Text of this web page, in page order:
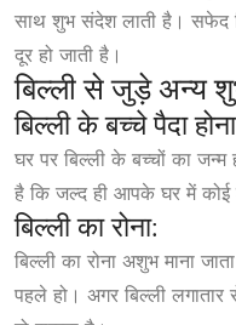
साथ शुभ संदेश लाती है। सफेद
दूर हो जाती है।
बिल्ली से जुड़े अन्य
बिल्ली के बच्चे पैदा
घर पर बिल्ली के बच्चों का
है कि जल्द ही आपके घर में कोई
बिल्ली का रोना:
बिल्ली का रोना अशुभ माना
पहले हो। अगर बिल्ली